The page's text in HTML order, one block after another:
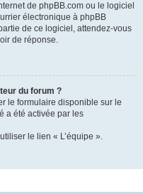
de phpBB.com ou le logiciel
électronique à phpBB
de ce logiciel, attendez-vous
de réponse.
du forum ?
le formulaire disponible sur le
a été activée par les
le lien « L’équipe ».